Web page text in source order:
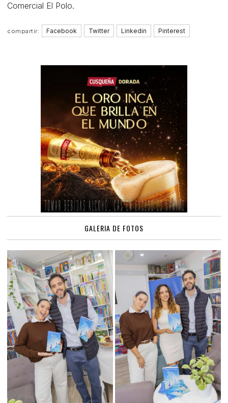
Comercial El Polo.
compartir: Facebook Twitter Linkedin Pinterest
GALERIA DE FOTOS